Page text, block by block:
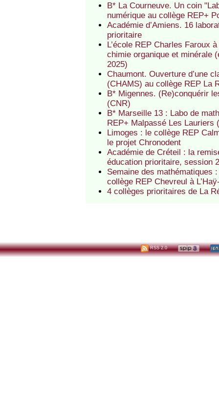
B* La Courneuve. Un coin
numérique au collège REP+
Académie d’Amiens. 16
prioritaire
L’école REP Charles Faroux
chimie organique et minérale
2025)
Chaumont. Ouverture d’une
(CHAMS) au collège REP La
B* Migennes. (Re)conquérir
(CNR)
B* Marseille 13 : Labo de
REP+ Malpassé Les Lauriers
Limoges : le collège REP
le projet Chronodent
Académie de Créteil : la
éducation prioritaire, session
Semaine des mathématiques
collège REP Chevreul à
4 collèges prioritaires de La
RSS 2.0